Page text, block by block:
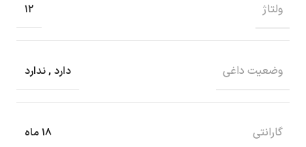
ولتاژ ۱۲
وضعیت داغی دارد ,ندارد
گارانتی 18 ماه